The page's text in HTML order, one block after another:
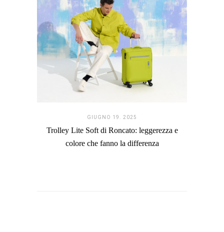
GIUGNO 19. 2025
Trolley Lite Soft di Roncato: leggerezza e
colore che fanno la differenza